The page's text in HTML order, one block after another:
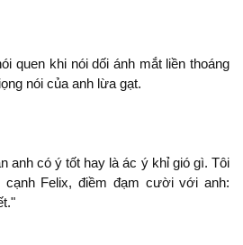
quen khi
dối ánh mắt liền thoáng
của lừa gạt.
có ý tốt hay là ác ý khỉ gió gì. Tôi
cạnh Felix, điềm đạm cười với
: